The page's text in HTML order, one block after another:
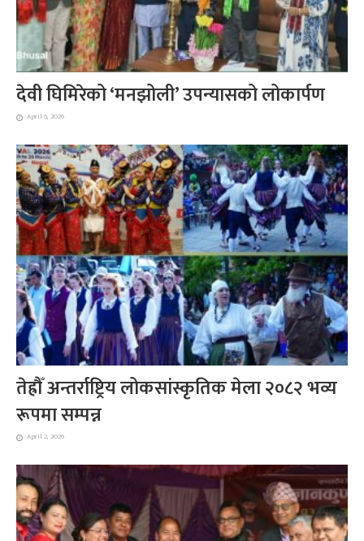
देवी घिमिरेको ‘मनझोली’ उपन्यासको लोकार्पण
April 6, 2026
तेह्रौँ अन्तर्राष्ट्रिय लोकसांस्कृतिक मेला २०८२ भव्य
रूपमा सम्पन्न
April 2, 2026